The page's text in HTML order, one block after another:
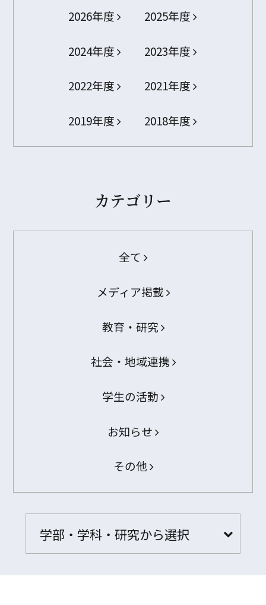
2026年度 2025年度
2024年度 2023年度
2022年度 2021年度
2019年度 2018年度
カテゴリー
全て
メディア掲載
教育・研究
社会・地域連携
学生の活動
お知らせ
その他
学部・学科・研究から選択